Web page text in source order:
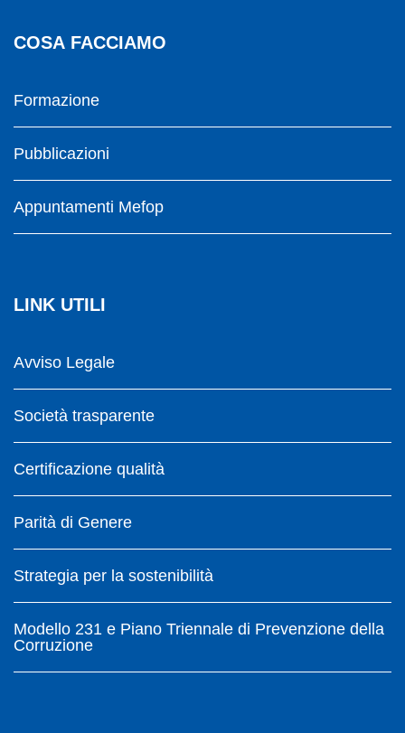
COSA FACCIAMO
Formazione
Pubblicazioni
Appuntamenti Mefop
LINK UTILI
Avviso Legale
Società trasparente
Certificazione qualità
Parità di Genere
Strategia per la sostenibilità
Modello 231 e Piano Triennale di Prevenzione della
Corruzione